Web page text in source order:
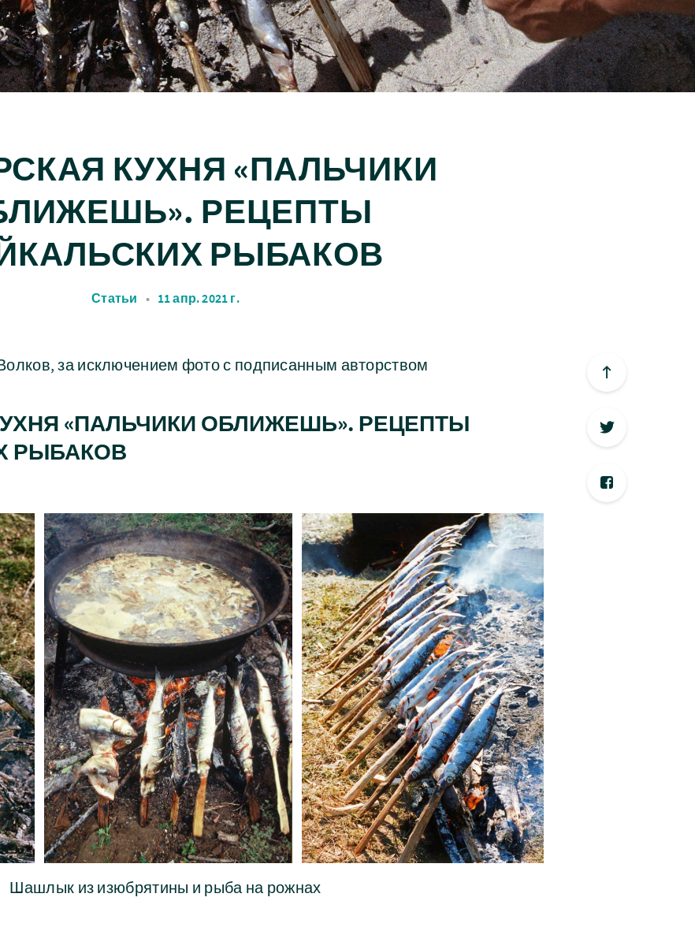
КУХНЯ «ПАЛЬЧИКИ
РЕЦЕПТЫ
РЫБАКОВ
Статьи • 11 апр. 2021 г.
за исключением фото с подписанным авторством
«ПАЛЬЧИКИ ОБЛИЖЕШЬ». РЕЦЕПТЫ
РЫБАКОВ
Шашлык из изюбрятины и рыба на рожнах